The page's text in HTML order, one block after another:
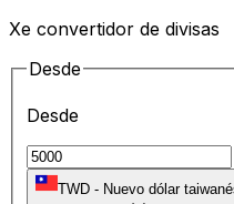
Xe convertidor de divisas
Desde
Desde
TWD - Nuevo dólar